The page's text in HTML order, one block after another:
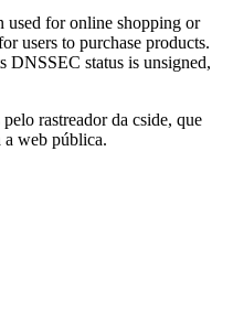
used for online shopping or
users to purchase products.
DNSSEC status is unsigned,
rastreador da cside, que
a web pública.